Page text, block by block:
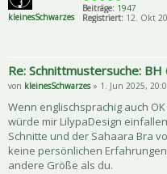
kleinesSchwarzes
Beiträge: 1947
Registriert: 12. Okt
Re: Schnittmustersuche:
von kleinesSchwarzes» 1. Jun 2025,
Wenn englischsprachig auch
würde mir LilypaDesign
Schnitte und der Sahaara Bra
keine persönlichen
andere Größe als du.